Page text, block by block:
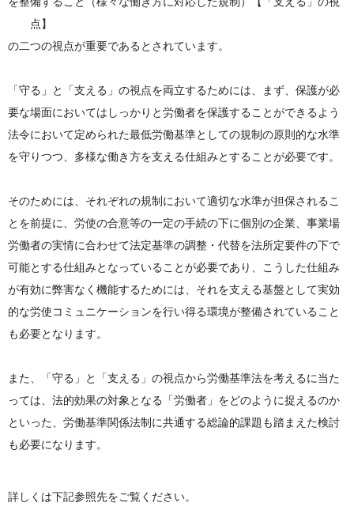
点】
の二つの視点が重要であるとされています。
「守る」と「支える」の視点を両立するためには、まず、保護が必
要な場面においてはしっかりと労働者を保護することができるよう
法令において定められた最低労働基準としての規制の原則的な水準
を守りつつ、多様な働き方を支える仕組みとすることが必要です。
そのためには、それぞれの規制において適切な水準が担保されるこ
とを前提に、労使の合意等の一定の手続の下に個別の企業、事業場
労働者の実情に合わせて法定基準の調整・代替を法所定要件の下で
可能とする仕組みとなっていることが必要であり、こうした仕組み
が有効に弊害なく機能するためには、それを支える基盤として実効
的な労使コミュニケーションを行い得る環境が整備されていること
も必要となります。
また、「守る」と「支える」の視点から労働基準法を考えるに当た
っては、法的効果の対象となる「労働者」をどのように捉えるのか
といった、労働基準関係法制に共通する総論的課題も踏まえた検討
も必要になります。
詳しくは下記参照先をご覧ください。